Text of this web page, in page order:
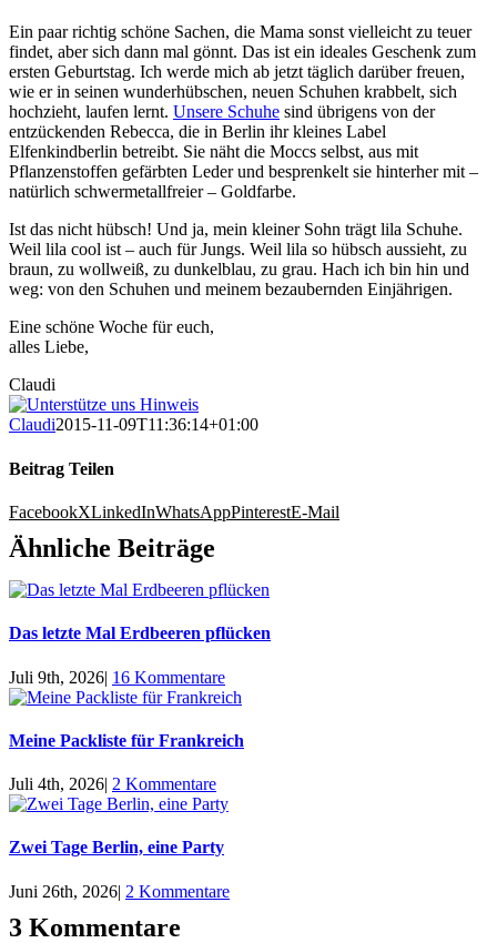
Ein paar richtig schöne Sachen, die Mama sonst vielleicht zu teuer
findet, aber sich dann mal gönnt. Das ist ein ideales Geschenk zum
ersten Geburtstag. Ich werde mich ab jetzt täglich darüber freuen,
wie er in seinen wunderhübschen, neuen Schuhen krabbelt, sich
hochzieht, laufen lernt. Unsere Schuhe sind übrigens von der
entzückenden Rebecca, die in Berlin ihr kleines Label
Elfenkindberlin betreibt. Sie näht die Moccs selbst, aus mit
Pflanzenstoffen gefärbten Leder und besprenkelt sie hinterher mit –
natürlich schwermetallfreier – Goldfarbe.
Ist das nicht hübsch! Und ja, mein kleiner Sohn trägt lila Schuhe.
Weil lila cool ist – auch für Jungs. Weil lila so hübsch aussieht, zu
braun, zu wollweiß, zu dunkelblau, zu grau. Hach ich bin hin und
weg: von den Schuhen und meinem bezaubernden Einjährigen.
Eine schöne Woche für euch,
alles Liebe,
Claudi
Claudi2015-11-09T11:36:14+01:00
Beitrag Teilen
FacebookXLinkedInWhatsAppPinterestE-Mail
Ähnliche Beiträge
Das letzte Mal Erdbeeren pflücken
Juli 9th, 2026| 16 Kommentare
Meine Packliste für Frankreich
Juli 4th, 2026| 2 Kommentare
Zwei Tage Berlin, eine Party
Juni 26th, 2026| 2 Kommentare
3 Kommentare